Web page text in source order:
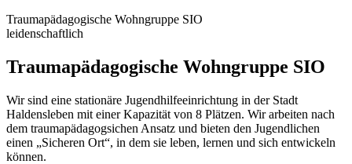
Traumapädagogische Wohngruppe SIO
leidenschaftlich
Traumapädagogische Wohngruppe SIO
Wir sind eine stationäre Jugendhilfeeinrichtung in der Stadt
Haldensleben mit einer Kapazität von 8 Plätzen. Wir arbeiten nach
dem traumapädagogsichen Ansatz und bieten den Jugendlichen
einen „Sicheren Ort“, in dem sie leben, lernen und sich entwickeln
können.